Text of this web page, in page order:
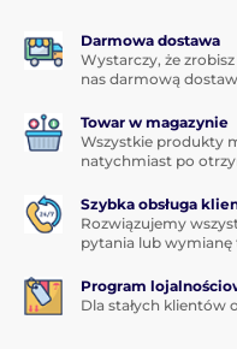
Darmowa dostawa
Wystarczy, że
nas darmową
Towar w magazynie
Wszystkie produkty
natychmiast po
Szybka obsługa
Rozwiązujemy
pytania lub wymianę
Program
Dla stałych klientów